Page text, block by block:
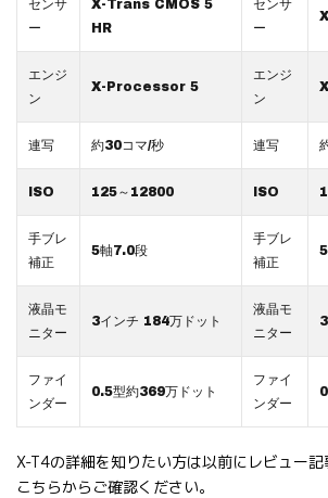
センサ
ー
X-Trans CMOS 5
HR
センサ
ー
エンジ
ン
X-Processor 5
エンジ
ン
連写 約30コマ/秒 連写
ISO 125～12800 ISO
手ブレ
補正
5軸7.0段
手ブレ
補正
液晶モ
ニター
3インチ 184万ドット
液晶モ
ニター
ファイ
ンダー
0.5型約369万ドット
ファイ
ンダー
X-T4の詳細を知りたい方は以前にレビュー
こちらからご確認ください。